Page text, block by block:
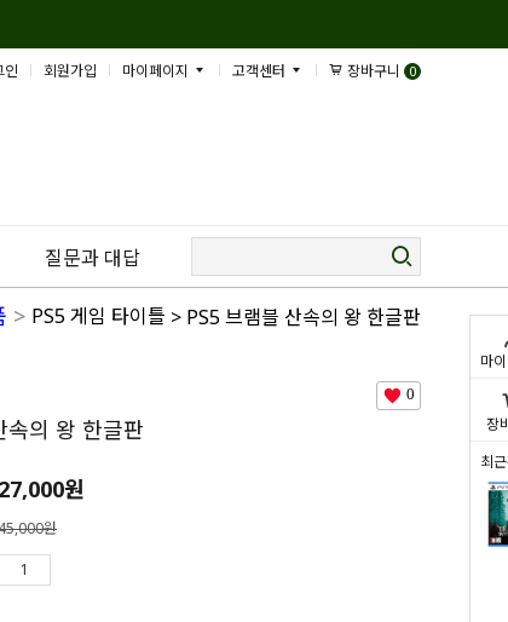
마
장
최
인 회원가입 마이페이지 고객센터 장바구니 0
질문과 대답
> PS5 게임 타이틀 > PS5 브램블 산속의 왕 한글판
0
속의 왕 한글판
27,000원
원